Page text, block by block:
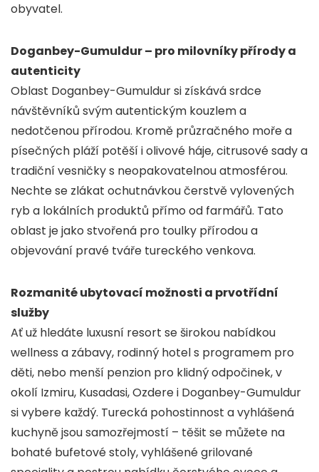
obyvatel.
Doganbey-Gumuldur – pro milovníky přírody a
autenticity
Oblast Doganbey-Gumuldur si získává srdce
návštěvníků svým autentickým kouzlem a
nedotčenou přírodou. Kromě průzračného moře a
písečných pláží potěší i olivové háje, citrusové sady a
tradiční vesničky s neopakovatelnou atmosférou.
Nechte se zlákat ochutnávkou čerstvě vylovených
ryb a lokálních produktů přímo od farmářů. Tato
oblast je jako stvořená pro toulky přírodou a
objevování pravé tváře tureckého venkova.
Rozmanité ubytovací možnosti a prvotřídní
služby
Ať už hledáte luxusní resort se širokou nabídkou
wellness a zábavy, rodinný hotel s programem pro
děti, nebo menší penzion pro klidný odpočinek, v
okolí Izmiru, Kusadasi, Ozdere i Doganbey-Gumuldur
si vybere každý. Turecká pohostinnost a vyhlášená
kuchyně jsou samozřejmostí – těšit se můžete na
bohaté bufetové stoly, vyhlášené grilované